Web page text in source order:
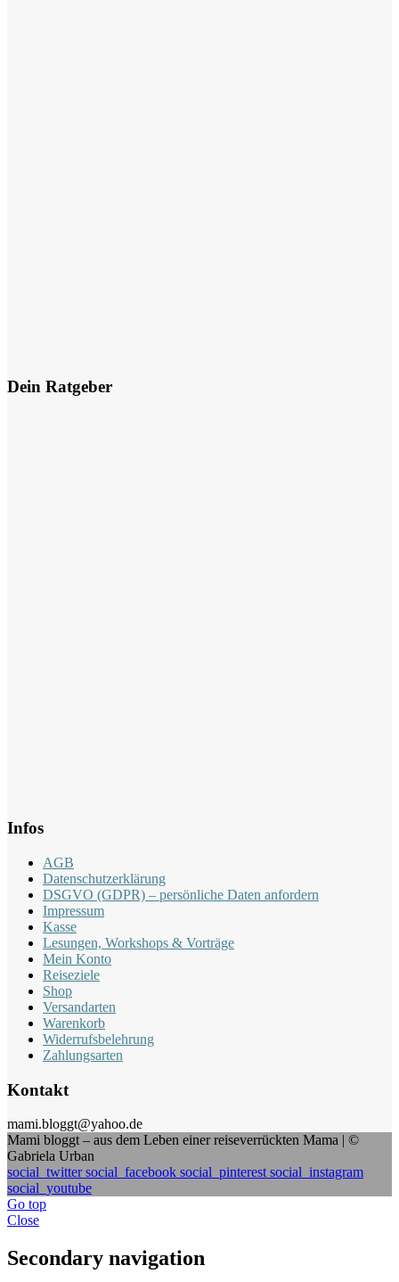
Dein Ratgeber
Infos
AGB
Datenschutzerklärung
DSGVO (GDPR) – persönliche Daten anfordern
Impressum
Kasse
Lesungen, Workshops & Vorträge
Mein Konto
Reiseziele
Shop
Versandarten
Warenkorb
Widerrufsbelehrung
Zahlungsarten
Kontakt
mami.bloggt@yahoo.de
Mami bloggt – aus dem Leben einer reiseverrückten Mama | ©
Gabriela Urban
social_twittersocial_facebook social_pinterest social_instagram
social_youtube
Go top
Close
Secondary navigation